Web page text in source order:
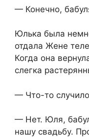
— Конечно,
Юлька была
отдала Жене
Когда она
слегка
— Что-то
— Нет. Юля,
нашу свадьбу.